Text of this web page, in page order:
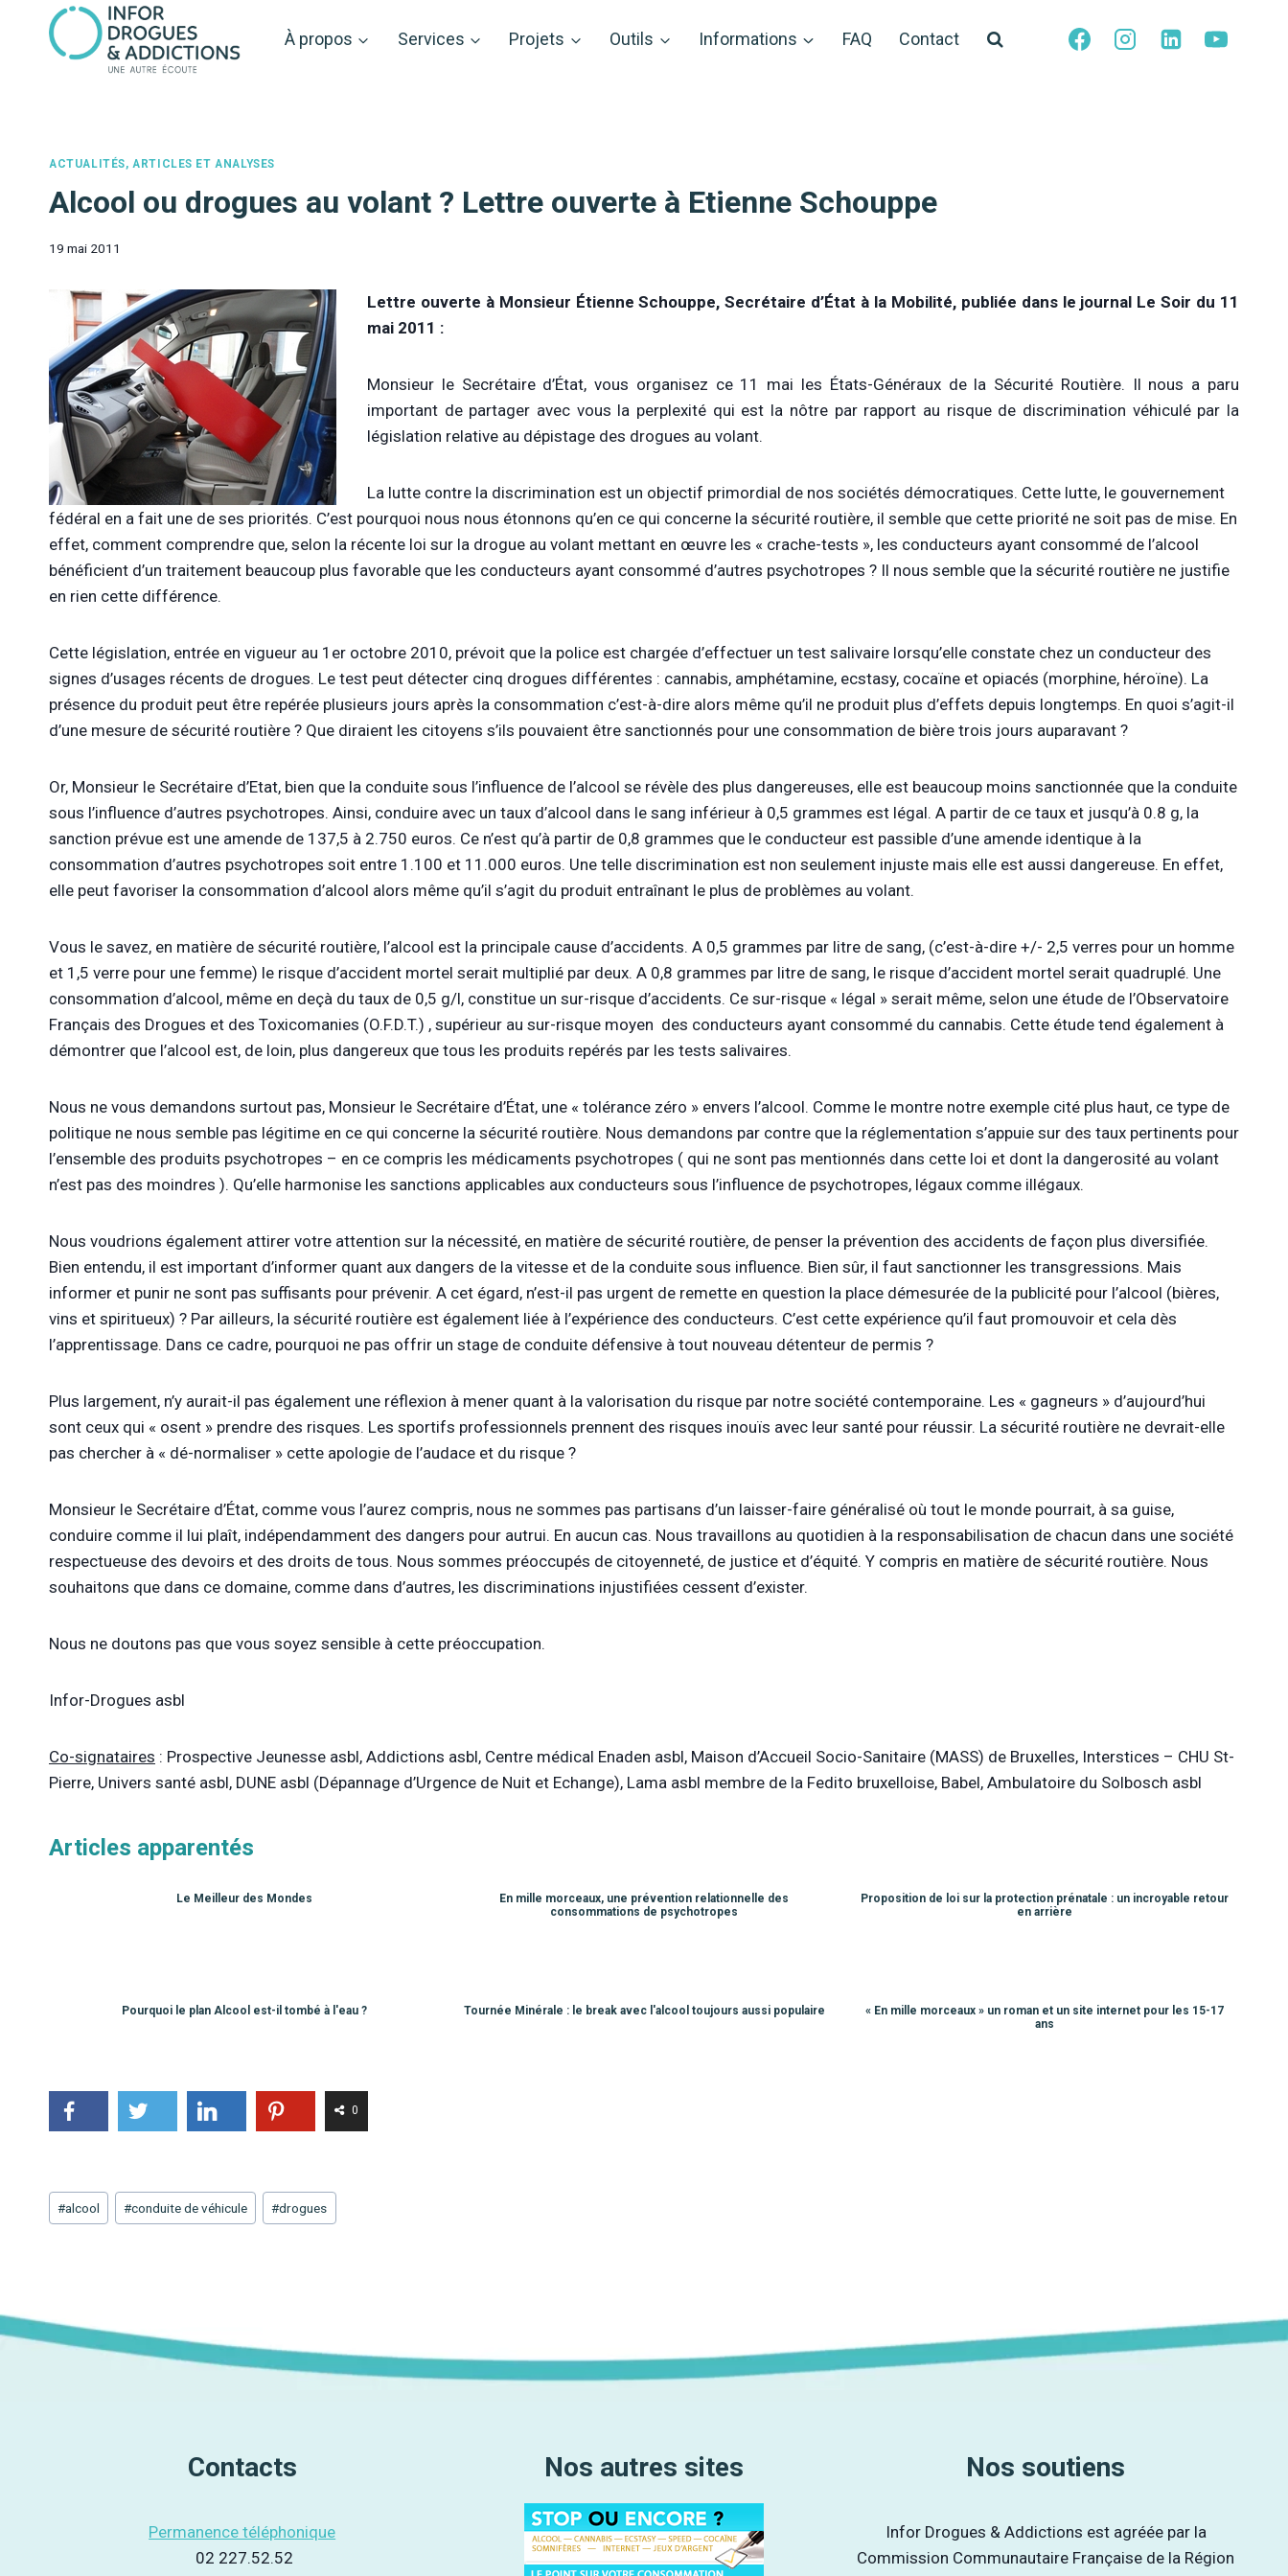
À propos Services Projets Outils Informations FAQ Contact
ACTUALITÉS, ARTICLES ET ANALYSES
Alcool ou drogues au volant ? Lettre ouverte à Etienne Schouppe
19 mai 2011
Lettre ouverte à Monsieur Étienne Schouppe, Secrétaire d’État à la Mobilité, publiée dans le journal Le Soir du 11
mai 2011 :
Monsieur le Secrétaire d’État, vous organisez ce 11 mai les États-Généraux de la Sécurité Routière. Il nous a paru
important de partager avec vous la perplexité qui est la nôtre par rapport au risque de discrimination véhiculé par la
législation relative au dépistage des drogues au volant.
La lutte contre la discrimination est un objectif primordial de nos sociétés démocratiques. Cette lutte, le gouvernement
fédéral en a fait une de ses priorités. C’est pourquoi nous nous étonnons qu’en ce qui concerne la sécurité routière, il semble que cette priorité ne soit pas de mise. En
effet, comment comprendre que, selon la récente loi sur la drogue au volant mettant en œuvre les « crache-tests », les conducteurs ayant consommé de l’alcool
bénéficient d’un traitement beaucoup plus favorable que les conducteurs ayant consommé d’autres psychotropes ? Il nous semble que la sécurité routière ne justifie
en rien cette différence.
Cette législation, entrée en vigueur au 1er octobre 2010, prévoit que la police est chargée d’effectuer un test salivaire lorsqu’elle constate chez un conducteur des
signes d’usages récents de drogues. Le test peut détecter cinq drogues différentes : cannabis, amphétamine, ecstasy, cocaïne et opiacés (morphine, héroïne). La
présence du produit peut être repérée plusieurs jours après la consommation c’est-à-dire alors même qu’il ne produit plus d’effets depuis longtemps. En quoi s’agit-il
d’une mesure de sécurité routière ? Que diraient les citoyens s’ils pouvaient être sanctionnés pour une consommation de bière trois jours auparavant ?
Or, Monsieur le Secrétaire d’Etat, bien que la conduite sous l’influence de l’alcool se révèle des plus dangereuses, elle est beaucoup moins sanctionnée que la conduite
sous l’influence d’autres psychotropes. Ainsi, conduire avec un taux d’alcool dans le sang inférieur à 0,5 grammes est légal. A partir de ce taux et jusqu’à 0.8 g, la
sanction prévue est une amende de 137,5 à 2.750 euros. Ce n’est qu’à partir de 0,8 grammes que le conducteur est passible d’une amende identique à la
consommation d’autres psychotropes soit entre 1.100 et 11.000 euros. Une telle discrimination est non seulement injuste mais elle est aussi dangereuse. En effet,
elle peut favoriser la consommation d’alcool alors même qu’il s’agit du produit entraînant le plus de problèmes au volant.
Vous le savez, en matière de sécurité routière, l’alcool est la principale cause d’accidents. A 0,5 grammes par litre de sang, (c’est-à-dire +/- 2,5 verres pour un homme
et 1,5 verre pour une femme) le risque d’accident mortel serait multiplié par deux. A 0,8 grammes par litre de sang, le risque d’accident mortel serait quadruplé. Une
consommation d’alcool, même en deçà du taux de 0,5 g/l, constitue un sur-risque d’accidents. Ce sur-risque « légal » serait même, selon une étude de l’Observatoire
Français des Drogues et des Toxicomanies (O.F.D.T.) , supérieur au sur-risque moyen des conducteurs ayant consommé du cannabis. Cette étude tend également à
démontrer que l’alcool est, de loin, plus dangereux que tous les produits repérés par les tests salivaires.
Nous ne vous demandons surtout pas, Monsieur le Secrétaire d’État, une « tolérance zéro » envers l’alcool. Comme le montre notre exemple cité plus haut, ce type de
politique ne nous semble pas légitime en ce qui concerne la sécurité routière. Nous demandons par contre que la réglementation s’appuie sur des taux pertinents pour
l’ensemble des produits psychotropes – en ce compris les médicaments psychotropes ( qui ne sont pas mentionnés dans cette loi et dont la dangerosité au volant
n’est pas des moindres ). Qu’elle harmonise les sanctions applicables aux conducteurs sous l’influence de psychotropes, légaux comme illégaux.
Nous voudrions également attirer votre attention sur la nécessité, en matière de sécurité routière, de penser la prévention des accidents de façon plus diversifiée.
Bien entendu, il est important d’informer quant aux dangers de la vitesse et de la conduite sous influence. Bien sûr, il faut sanctionner les transgressions. Mais
informer et punir ne sont pas suffisants pour prévenir. A cet égard, n’est-il pas urgent de remette en question la place démesurée de la publicité pour l’alcool (bières,
vins et spiritueux) ? Par ailleurs, la sécurité routière est également liée à l’expérience des conducteurs. C’est cette expérience qu’il faut promouvoir et cela dès
l’apprentissage. Dans ce cadre, pourquoi ne pas offrir un stage de conduite défensive à tout nouveau détenteur de permis ?
Plus largement, n’y aurait-il pas également une réflexion à mener quant à la valorisation du risque par notre société contemporaine. Les « gagneurs » d’aujourd’hui
sont ceux qui « osent » prendre des risques. Les sportifs professionnels prennent des risques inouïs avec leur santé pour réussir. La sécurité routière ne devrait-elle
pas chercher à « dé-normaliser » cette apologie de l’audace et du risque ?
Monsieur le Secrétaire d’État, comme vous l’aurez compris, nous ne sommes pas partisans d’un laisser-faire généralisé où tout le monde pourrait, à sa guise,
conduire comme il lui plaît, indépendamment des dangers pour autrui. En aucun cas. Nous travaillons au quotidien à la responsabilisation de chacun dans une société
respectueuse des devoirs et des droits de tous. Nous sommes préoccupés de citoyenneté, de justice et d’équité. Y compris en matière de sécurité routière. Nous
souhaitons que dans ce domaine, comme dans d’autres, les discriminations injustifiées cessent d’exister.
Nous ne doutons pas que vous soyez sensible à cette préoccupation.
Infor-Drogues asbl
Co-signataires : Prospective Jeunesse asbl, Addictions asbl, Centre médical Enaden asbl, Maison d’Accueil Socio-Sanitaire (MASS) de Bruxelles, Interstices – CHU St-
Pierre, Univers santé asbl, DUNE asbl (Dépannage d’Urgence de Nuit et Echange), Lama asbl membre de la Fedito bruxelloise, Babel, Ambulatoire du Solbosch asbl
Articles apparentés
Le Meilleur des Mondes
En mille morceaux, une prévention relationnelle des
consommations de psychotropes
Proposition de loi sur la protection prénatale : un incroyable retour
en arrière
Pourquoi le plan Alcool est-il tombé à l'eau ? Tournée Minérale : le break avec l'alcool toujours aussi populaire
« En mille morceaux » un roman et un site internet pour les 15-17
ans
0
Étiquettes
de
#alcool #conduite de véhicule #drogues
Contacts
Permanence téléphonique
02 227.52.52
Nos autres sites Nos soutiens
Infor Drogues & Addictions est agréée par la
Commission Communautaire Française de la Région